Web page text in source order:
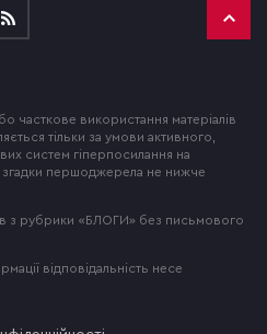
часткове використання матеріалів
тільки за умови активного,
систем гіперпосилання на
згадки першоджерела не нижче
з рубрики «БЛОГИ» без письмового
відповідальність несе